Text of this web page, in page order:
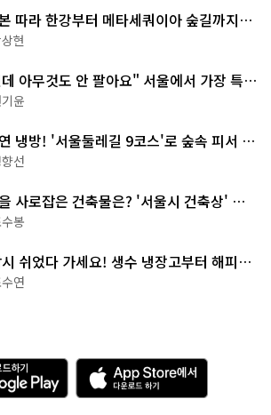
따라 한강부터 메타세쿼이아 숲길까지…
15코스
현
아무것도 안 팔아요" 서울에서 가장 특별
정체
윤
냉방! '서울둘레길 9코스'로 숲속 피서 떠
선
사로잡은 건축물은? '서울시 건축상' 수
봉
쉬었다 가세요! 생수 냉장고부터 해피소
까지
연
다
운
로
A
p
p